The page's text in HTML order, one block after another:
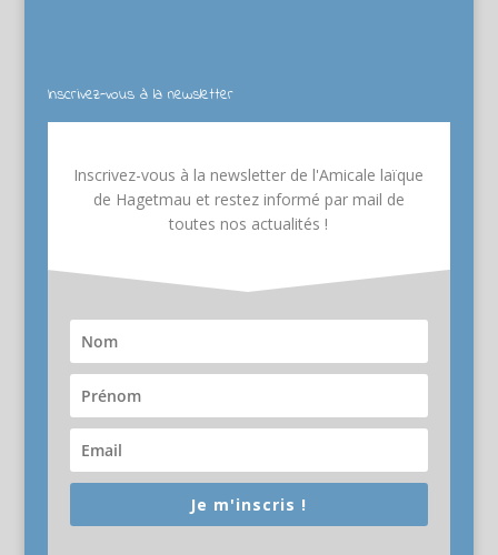
Inscrivez-vous à la newsletter
Inscrivez-vous à la newsletter de l'Amicale laïque
de Hagetmau et restez informé par mail de
toutes nos actualités !
Je m'inscris !